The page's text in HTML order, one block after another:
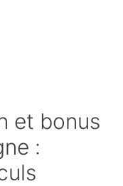
et bonus
: